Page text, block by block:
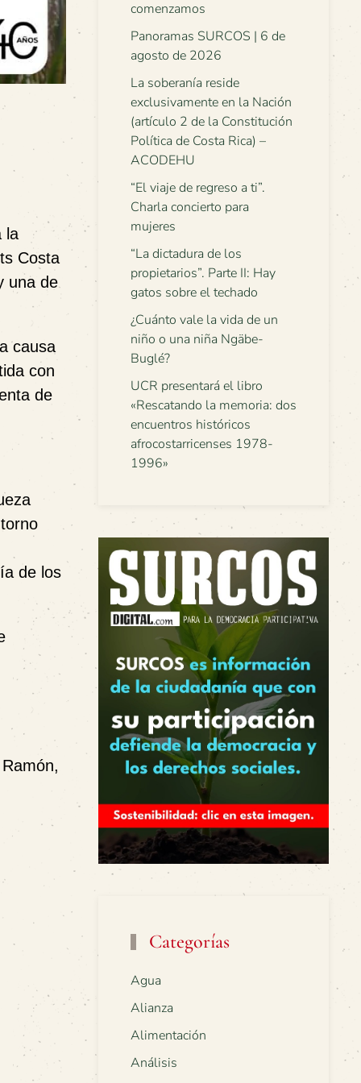
la
Costa
una de
causa
con
de
de los
,
comenzamos
Panoramas SURCOS | 6 de
agosto de 2026
La soberanía reside
exclusivamente en la Nación
(artículo 2 de la Constitución
Política de Costa Rica) –
ACODEHU
“El viaje de regreso a ti”.
Charla concierto para
mujeres
“La dictadura de los
propietarios”. Parte II: Hay
gatos sobre el techado
¿Cuánto vale la vida de un
niño o una niña Ngäbe-
Buglé?
UCR presentará el libro
«Rescatando la memoria: dos
encuentros históricos
afrocostarricenses 1978-
1996»
Categorías
Agua
Alianza
Alimentación
Análisis